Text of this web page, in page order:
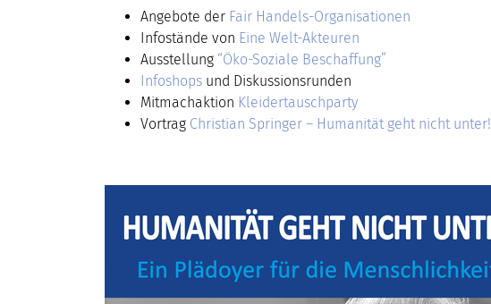
Angebote der Fair Handels-Organisationen
Infostände von Eine Welt-Akteuren
Ausstellung “Öko-Soziale Beschaffung”
Infoshops und Diskussionsrunden
Mitmachaktion Kleidertauschparty
Vortrag Christian Springer – Humanität geht nicht unter!